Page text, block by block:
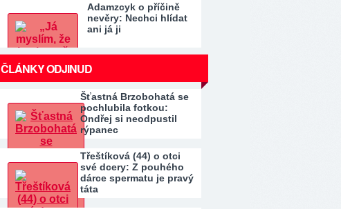
Adamzcyk o příčině
nevěry: Nechci hlídat
ani já ji
ČLÁNKY ODJINUD
Šťastná Brzobohatá se
pochlubila fotkou:
Ondřej si neodpustil
rýpanec
Třeštíková (44) o otci
své dcery: Z pouhého
dárce spermatu je pravý
táta